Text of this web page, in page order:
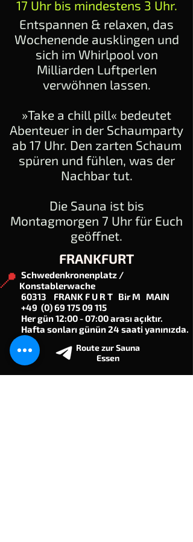
17 Uhr bis mindestens 3 Uhr.
Entspannen & relaxen, das
Wochenende ausklingen und
sich im Whirlpool von
Milliarden Luftperlen
verwöhnen lassen.
»Take a chill pill« bedeutet
Abenteuer in der Schaumparty
ab 17 Uhr. Den zarten Schaum
spüren und fühlen, was der
Nachbar tut.
Die Sauna ist bis
Montagmorgen 7 Uhr für Euch
geöffnet.
FRANKFURT
Schwedenkronenplatz /
Konstablerwache
60313 FRANK F U R T Bir M MAIN
+49 (0) 69 175 09 115
Her gün 12:00 - 07:00 arası açıktır.
Hafta sonları günün 24 saati yanınızda.
Route zur Sauna
Essen